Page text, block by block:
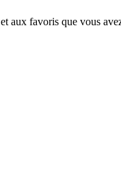
aux favoris que vous